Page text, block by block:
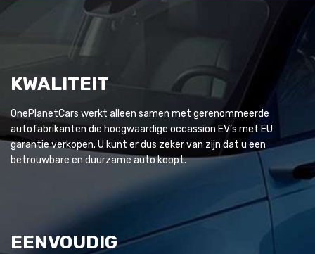
KWALITEIT
OnePlanetCars werkt alleen samen met gerenommeerde
autofabrikanten die hoogwaardige occassion EV’s met EU
garantie verkopen. U kunt er dus zeker van zijn dat u een
betrouwbare en duurzame auto koopt.
EENVOUDIG